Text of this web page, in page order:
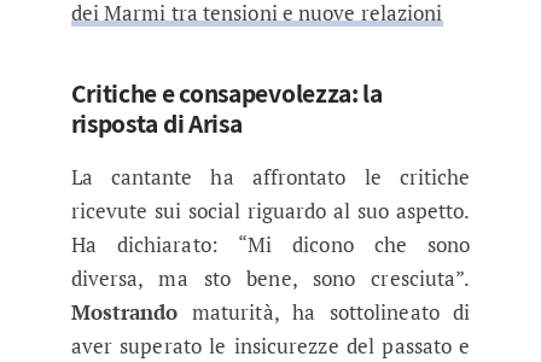
dei Marmi tra tensioni e nuove relazioni
Critiche e consapevolezza: la
risposta di Arisa
La cantante ha affrontato le critiche
ricevute sui social riguardo al suo aspetto.
Ha dichiarato: “Mi dicono che sono
diversa, ma sto bene, sono cresciuta”.
Mostrando maturità, ha sottolineato di
aver superato le insicurezze del passato e